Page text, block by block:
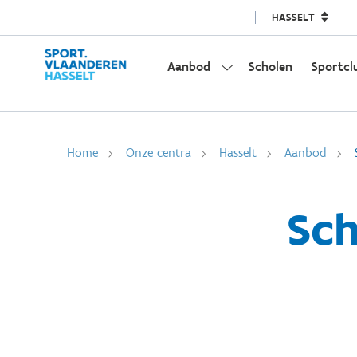
HASSELT
Aanbod Scholen
Home Onze centra Hasselt Aanbod